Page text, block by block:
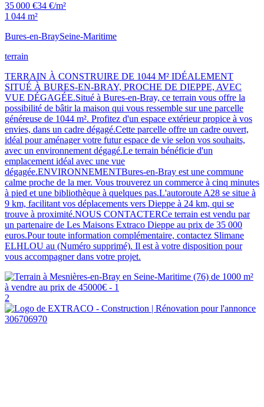
35 000 €34 €/m²
1 044 m²
Bures-en-BraySeine-Maritime
terrain
TERRAIN À CONSTRUIRE DE 1044 M² IDÉALEMENT
SITUÉ À BURES-EN-BRAY, PROCHE DE DIEPPE, AVEC
VUE DÉGAGÉE.Situé à Bures-en-Bray, ce terrain vous offre la
possibilité de bâtir la maison qui vous ressemble sur une parcelle
généreuse de 1044 m². Profitez d'un espace extérieur propice à vos
envies, dans un cadre dégagé.Cette parcelle offre un cadre ouvert,
idéal pour aménager votre futur espace de vie selon vos souhaits,
avec un environnement dégagé.Le terrain bénéficie d'un
emplacement idéal avec une vue
dégagée.ENVIRONNEMENTBures-en-Bray est une commune
calme proche de la mer. Vous trouverez un commerce à cinq minutes
à pied et une bibliothèque à quelques pas.L'autoroute A28 se situe à
9 km, facilitant vos déplacements vers Dieppe à 24 km, qui se
trouve à proximité.NOUS CONTACTERCe terrain est vendu par
un partenaire de Les Maisons Extraco Dieppe au prix de 35 000
euros.Pour toute information complémentaire, contactez Slimane
ELHLOU au (Numéro supprimé). Il est à votre disposition pour
vous accompagner dans votre projet.
2